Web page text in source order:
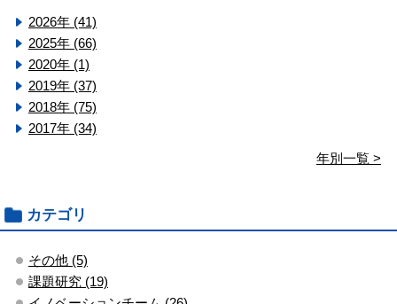
2026年 (41)
2025年 (66)
2020年 (1)
2019年 (37)
2018年 (75)
2017年 (34)
年別一覧 >
カテゴリ
その他 (5)
課題研究 (19)